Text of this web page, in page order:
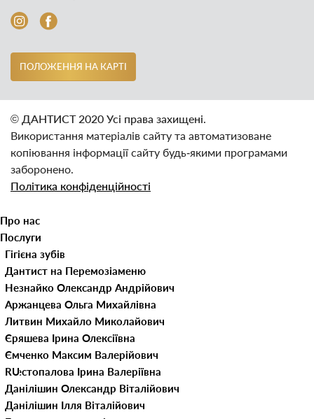
ПОЛОЖЕННЯ НА КАРТІ
© ДАНТИСТ 2020 Усі права захищені.
Використання матеріалів сайту та автоматизоване
копіювання інформації сайту будь‑якими програмами
заборонено.
Політика конфіденційності
Про нас
Послуги
Гігієна зубів
Видалення зубного каменю
Дитяча стоматологія
Видалення молочних зубів
Герметизація фісур
Лікування карієсу молочних
зубів
Лікування молочних зубів
Реставрація молочних зубів
Фторування зубів дітям
Естетична стоматологія
Відбілювання зубів
Вініри для зубів
Люмініри
Імплантація зубів
Консультація стоматолога
Лікування захворювань СНЩС
Лікування зубів
Лікування зубів під
мікроскопом
Лікування зубів в умовах
Лікування ясен
Кюретаж пародонтальних
кишень
Ортодонтія
Виправлення прикусу без
Протезування зубів
Наші клініки
Дантист на Перемозі
Дантист на Пушкіна
Лікарі
Незнайко Олександр Андрійович
Аржанцева Ольга Михайлівна
Литвин Михайло Миколайович
Єряшева Ірина Олексіївна
Ємченко Максим Валерійович
Шестопалова Ірина Валеріївна
Данілішин Олександр Віталійович
Данілішин Ілля Віталійович
ЦІНИ
Контакти
Блог
Портфоліо
UA
RU